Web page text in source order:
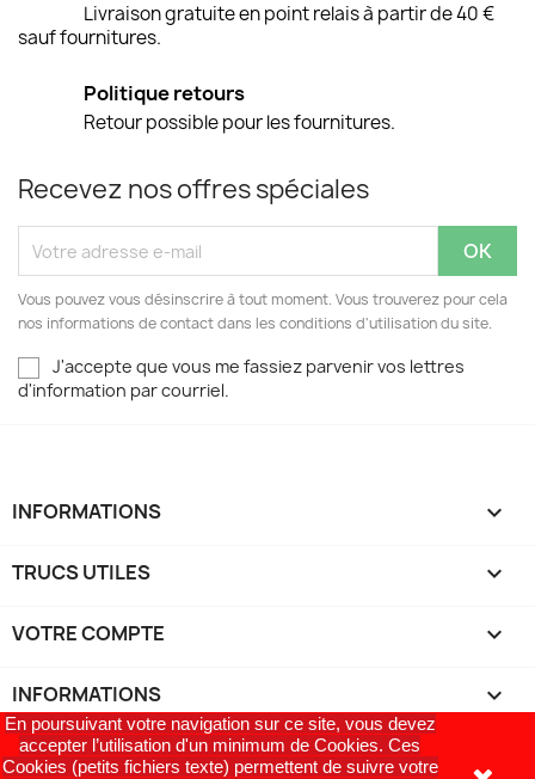
En poursuivant votre navigation sur ce site, vous devez
accepter l’utilisation d'un minimum de Cookies. Ces
Cookies (petits fichiers texte) permettent de suivre votre
Livraison gratuite en point relais à partir de 40 €
sauf fournitures.
Politique retours
Retour possible pour les fournitures.
Recevez nos offres spéciales
Vous pouvez vous désinscrire à tout moment. Vous trouverez pour cela
nos informations de contact dans les conditions d'utilisation du site.
J'accepte que vous me fassiez parvenir vos lettres
d'information par courriel.
INFORMATIONS 
TRUCS UTILES 
VOTRE COMPTE 
INFORMATIONS keyboard_arrow_down